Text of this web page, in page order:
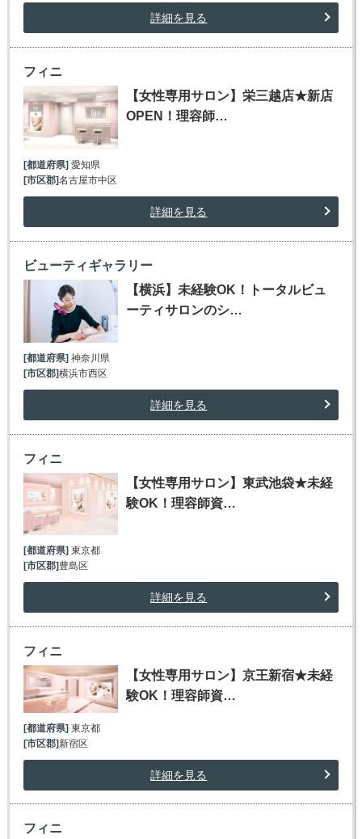
詳細を見る
フィニ
【女性専用サロン】栄三越店★新店
OPEN！理容師…
[都道府県] 愛知県
[市区郡]名古屋市中区
詳細を見る
ビューティギャラリー
【横浜】未経験OK！トータルビュ
ーティサロンのシ…
[都道府県]神奈川県
[市区郡]横浜市西区
詳細を見る
フィニ
【女性専用サロン】東武池袋★未経
験OK！理容師資…
[都道府県] 東京都
[市区郡] 豊島区
詳細を見る
フィニ
【女性専用サロン】京王新宿★未経
験OK！理容師資…
[都道府県]東京都
[市区郡]新宿区
詳細を見る
フィニ